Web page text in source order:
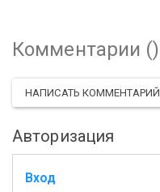
Комментарии ()
НАПИСАТЬ КОММЕНТАРИЙ
Авторизация
Вход